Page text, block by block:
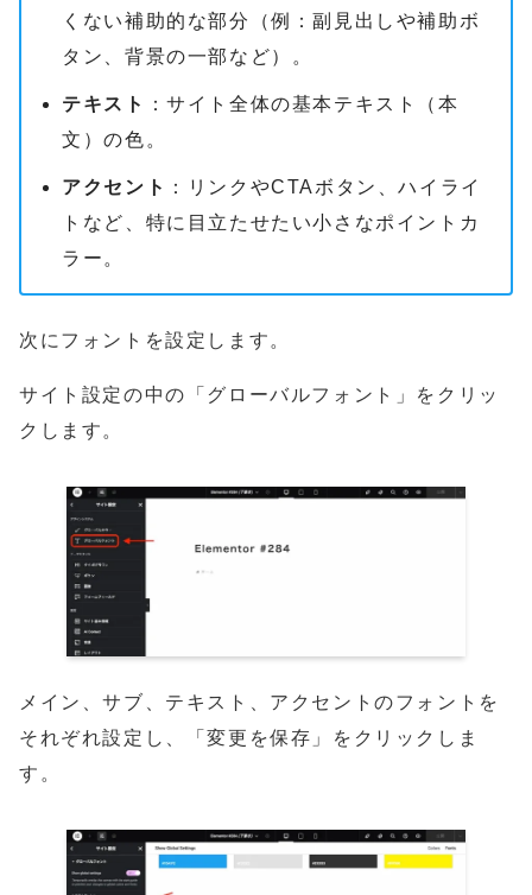
くない補助的な部分（例：副見出しや補助ボ
タン、背景の一部など）。
テキスト
：サイト全体の基本テキスト（本
文）の色。
アクセント
：リンクやCTAボタン、ハイライ
トなど、特に目立たせたい小さなポイントカ
ラー。
次にフォントを設定します。
サイト設定の中の「グローバルフォント」をクリッ
クします。
メイン、サブ、テキスト、アクセントのフォントを
それぞれ設定し、「変更を保存」をクリックしま
す。